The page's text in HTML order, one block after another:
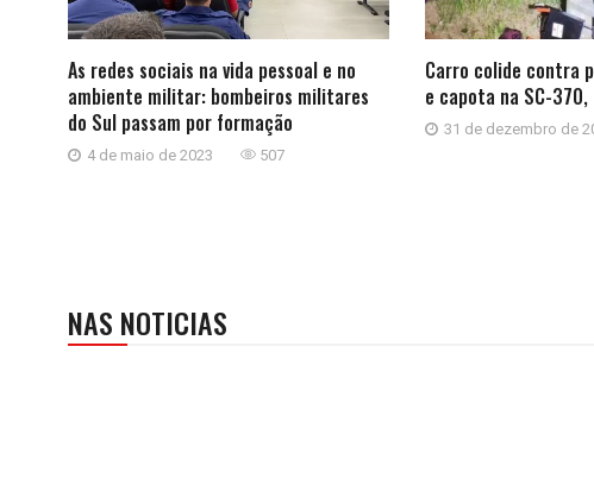
As redes sociais na vida pessoal e no
ambiente militar: bombeiros militares
do Sul passam por formação
4 de maio de 2023 507
Carro colide contra
e capota na SC-
31 de dezembro de
NAS NOTICIAS